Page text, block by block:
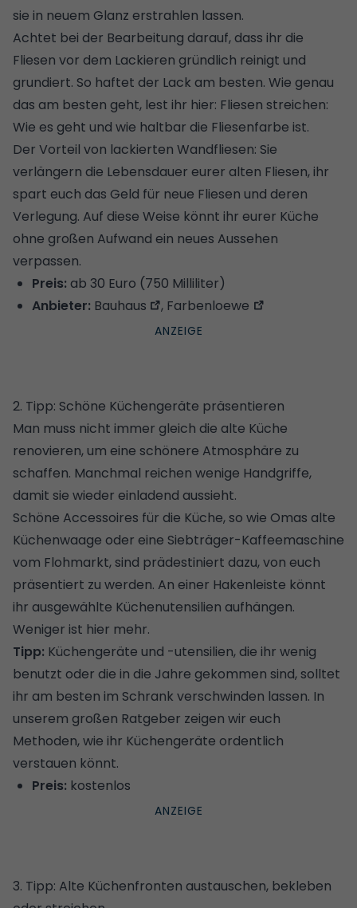
sie in neuem Glanz erstrahlen lassen.
Achtet bei der Bearbeitung darauf, dass ihr die
Fliesen vor dem Lackieren gründlich reinigt und
grundiert. So haftet der Lack am besten. Wie genau
das am besten geht, lest ihr hier: Fliesen streichen:
Wie es geht und wie haltbar die Fliesenfarbe ist.
Der Vorteil von lackierten Wandfliesen: Sie
verlängern die Lebensdauer eurer alten Fliesen, ihr
spart euch das Geld für neue Fliesen und deren
Verlegung. Auf diese Weise könnt ihr eurer Küche
ohne großen Aufwand ein neues Aussehen
verpassen.
Preis: ab 30 Euro (750 Milliliter)
Anbieter: Bauhaus , Farbenloewe
2. Tipp: Schöne Küchengeräte präsentieren
Man muss nicht immer gleich die alte Küche
renovieren, um eine schönere Atmosphäre zu
schaffen. Manchmal reichen wenige Handgriffe,
damit sie wieder einladend aussieht.
Schöne Accessoires für die Küche, so wie Omas alte
Küchenwaage oder eine Siebträger-Kaffeemaschine
vom Flohmarkt, sind prädestiniert dazu, von euch
präsentiert zu werden. An einer Hakenleiste könnt
ihr ausgewählte Küchenutensilien aufhängen.
Weniger ist hier mehr.
Tipp: Küchengeräte und -utensilien, die ihr wenig
benutzt oder die in die Jahre gekommen sind, solltet
ihr am besten im Schrank verschwinden lassen. In
unserem großen Ratgeber zeigen wir euch
Methoden, wie ihr Küchengeräte ordentlich
verstauen könnt.
Preis: kostenlos
3. Tipp: Alte Küchenfronten austauschen, bekleben